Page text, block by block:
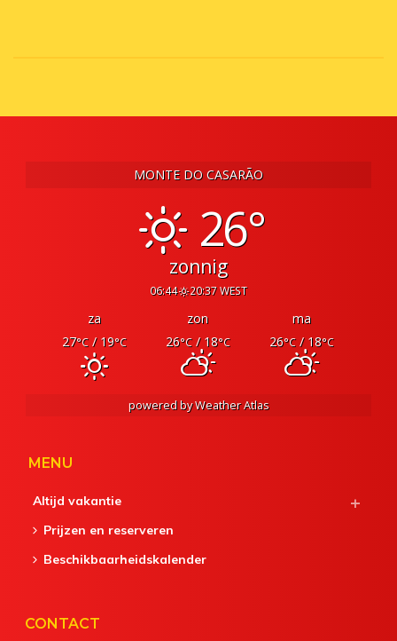
MONTE DO CASARÃO
26°
zonnig
06:44 20:37 WEST
za zon
ma
27°C/ 19°C 26°C/ 18°C 26°C/ 18°C
powered byWeather Atlas
MENU
Altijd vakantie
Prijzen en reserveren
Beschikbaarheidskalender
CONTACT